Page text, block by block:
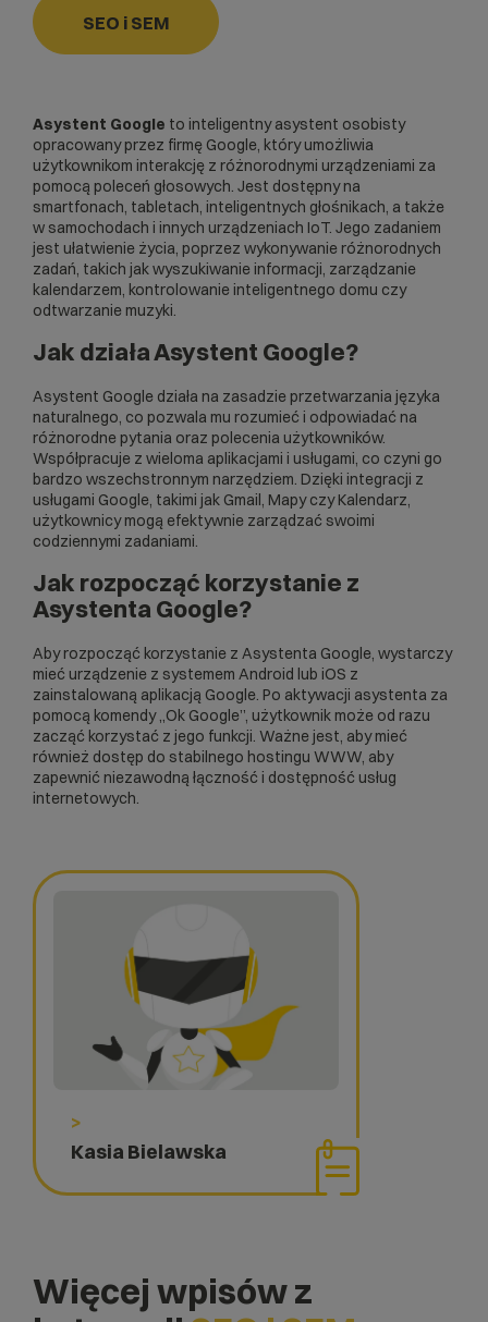
>
Kasia Bielawska
SEO i SEM
Asystent Google to inteligentny asystent osobisty
opracowany przez firmę Google, który umożliwia
użytkownikom interakcję z różnorodnymi urządzeniami za
pomocą poleceń głosowych. Jest dostępny na
smartfonach, tabletach, inteligentnych głośnikach, a także
w samochodach i innych urządzeniach IoT. Jego zadaniem
jest ułatwienie życia, poprzez wykonywanie różnorodnych
zadań, takich jak wyszukiwanie informacji, zarządzanie
kalendarzem, kontrolowanie inteligentnego domu czy
odtwarzanie muzyki.
Jak działa Asystent Google?
Asystent Google działa na zasadzie przetwarzania języka
naturalnego, co pozwala mu rozumieć i odpowiadać na
różnorodne pytania oraz polecenia użytkowników.
Współpracuje z wieloma aplikacjami i usługami, co czyni go
bardzo wszechstronnym narzędziem. Dzięki integracji z
usługami Google, takimi jak Gmail, Mapy czy Kalendarz,
użytkownicy mogą efektywnie zarządzać swoimi
codziennymi zadaniami.
Jak rozpocząć korzystanie z
Asystenta Google?
Aby rozpocząć korzystanie z Asystenta Google, wystarczy
mieć urządzenie z systemem Android lub iOS z
zainstalowaną aplikacją Google. Po aktywacji asystenta za
pomocą komendy „Ok Google”, użytkownik może od razu
zacząć korzystać z jego funkcji. Ważne jest, aby mieć
również dostęp do stabilnego hostingu WWW, aby
zapewnić niezawodną łączność i dostępność usług
internetowych.
Więcej wpisów z